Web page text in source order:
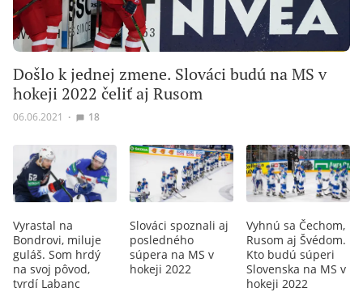
Došlo k jednej zmene. Slováci budú na MS v
hokeji 2022 čeliť aj Rusom
06.06.2021 ∙ 18
Vyrastal na
Bondrovi, miluje
guláš. Som hrdý
na svoj pôvod,
tvrdí Labanc
Slováci spoznali aj
posledného
súpera na MS v
hokeji 2022
Vyhnú sa Čechom,
Rusom aj Švédom.
Kto budú súperi
Slovenska na MS v
hokeji 2022